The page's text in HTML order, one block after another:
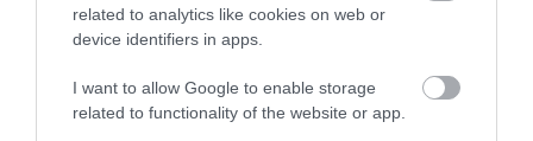
related to analytics like cookies on web or
device identifiers in apps.
I want to allow Google to enable storage
related to functionality of the website or app.